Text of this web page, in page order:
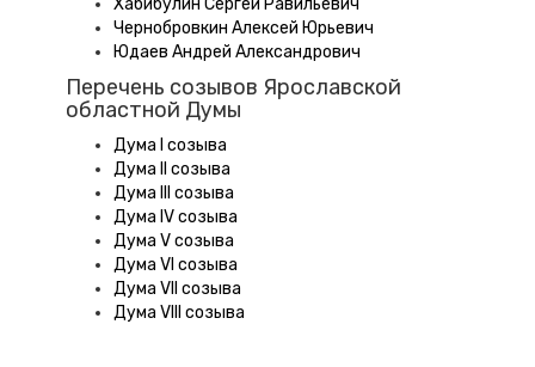
Хабибулин Сергей Равильевич
Чернобровкин Алексей Юрьевич
Юдаев Андрей Александрович
Перечень созывов Ярославской
областной Думы
Дума I созыва
Дума II созыва
Дума III созыва
Дума IV созыва
Дума V созыва
Дума VI созыва
Дума VII созыва
Дума VIII созыва